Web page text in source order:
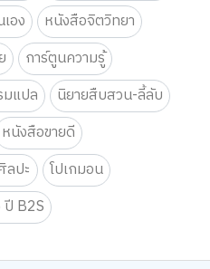
อง
หนังสือจิตวิทยา
การ์ตูนความรู้
แปล
นิยายสืบสวน-ลี้ลับ
หนังสือขายดี
ลปะ
โปเกมอน
B2S